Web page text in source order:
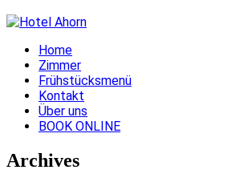
Home
Zimmer
Frühstücksmenü
Kontakt
Über uns
BOOK ONLINE
Archives